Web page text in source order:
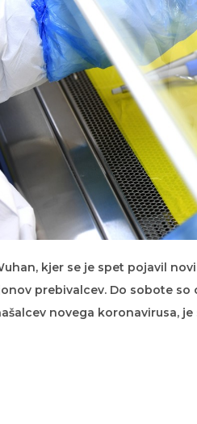
kjer se je spet pojavil
prebivalcev. Do sobote
novega koronavirusa,